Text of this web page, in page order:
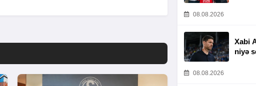
08.08.2026
Xabi
niyə
08.08.2026